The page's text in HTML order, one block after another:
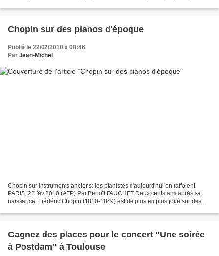
Chopin sur des pianos d'époque
Publié le 22/02/2010 à 08:46
Par Jean-Michel
Chopin sur instruments anciens: les pianistes d'aujourd'hui en raffolent
PARIS, 22 fév 2010 (AFP) Par Benoît FAUCHET Deux cents ans après sa
naissance, Frédéric Chopin (1810-1849) est de plus en plus joué sur des
Gagnez des places pour le concert "Une soirée
à Postdam" à Toulouse